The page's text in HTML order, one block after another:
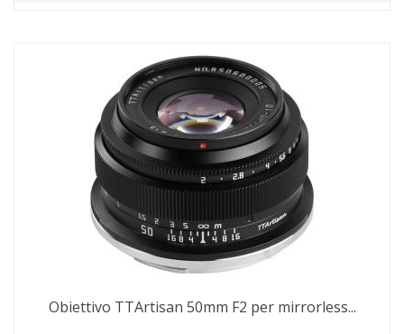
Obiettivo TTArtisan 50mm F2 per mirrorless...